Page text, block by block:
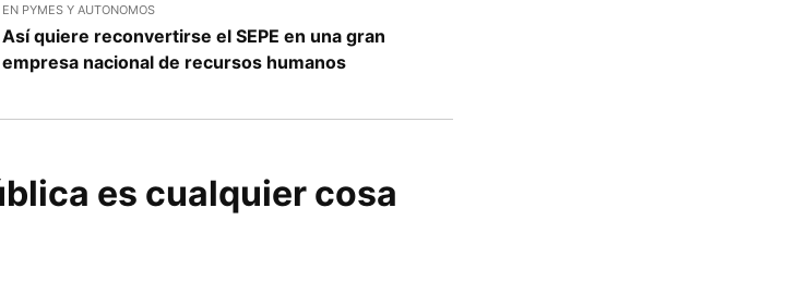
EN PYMES Y AUTONOMOS
Así quiere reconvertirse el SEPE en una gran
empresa nacional de recursos humanos
es cualquier cosa